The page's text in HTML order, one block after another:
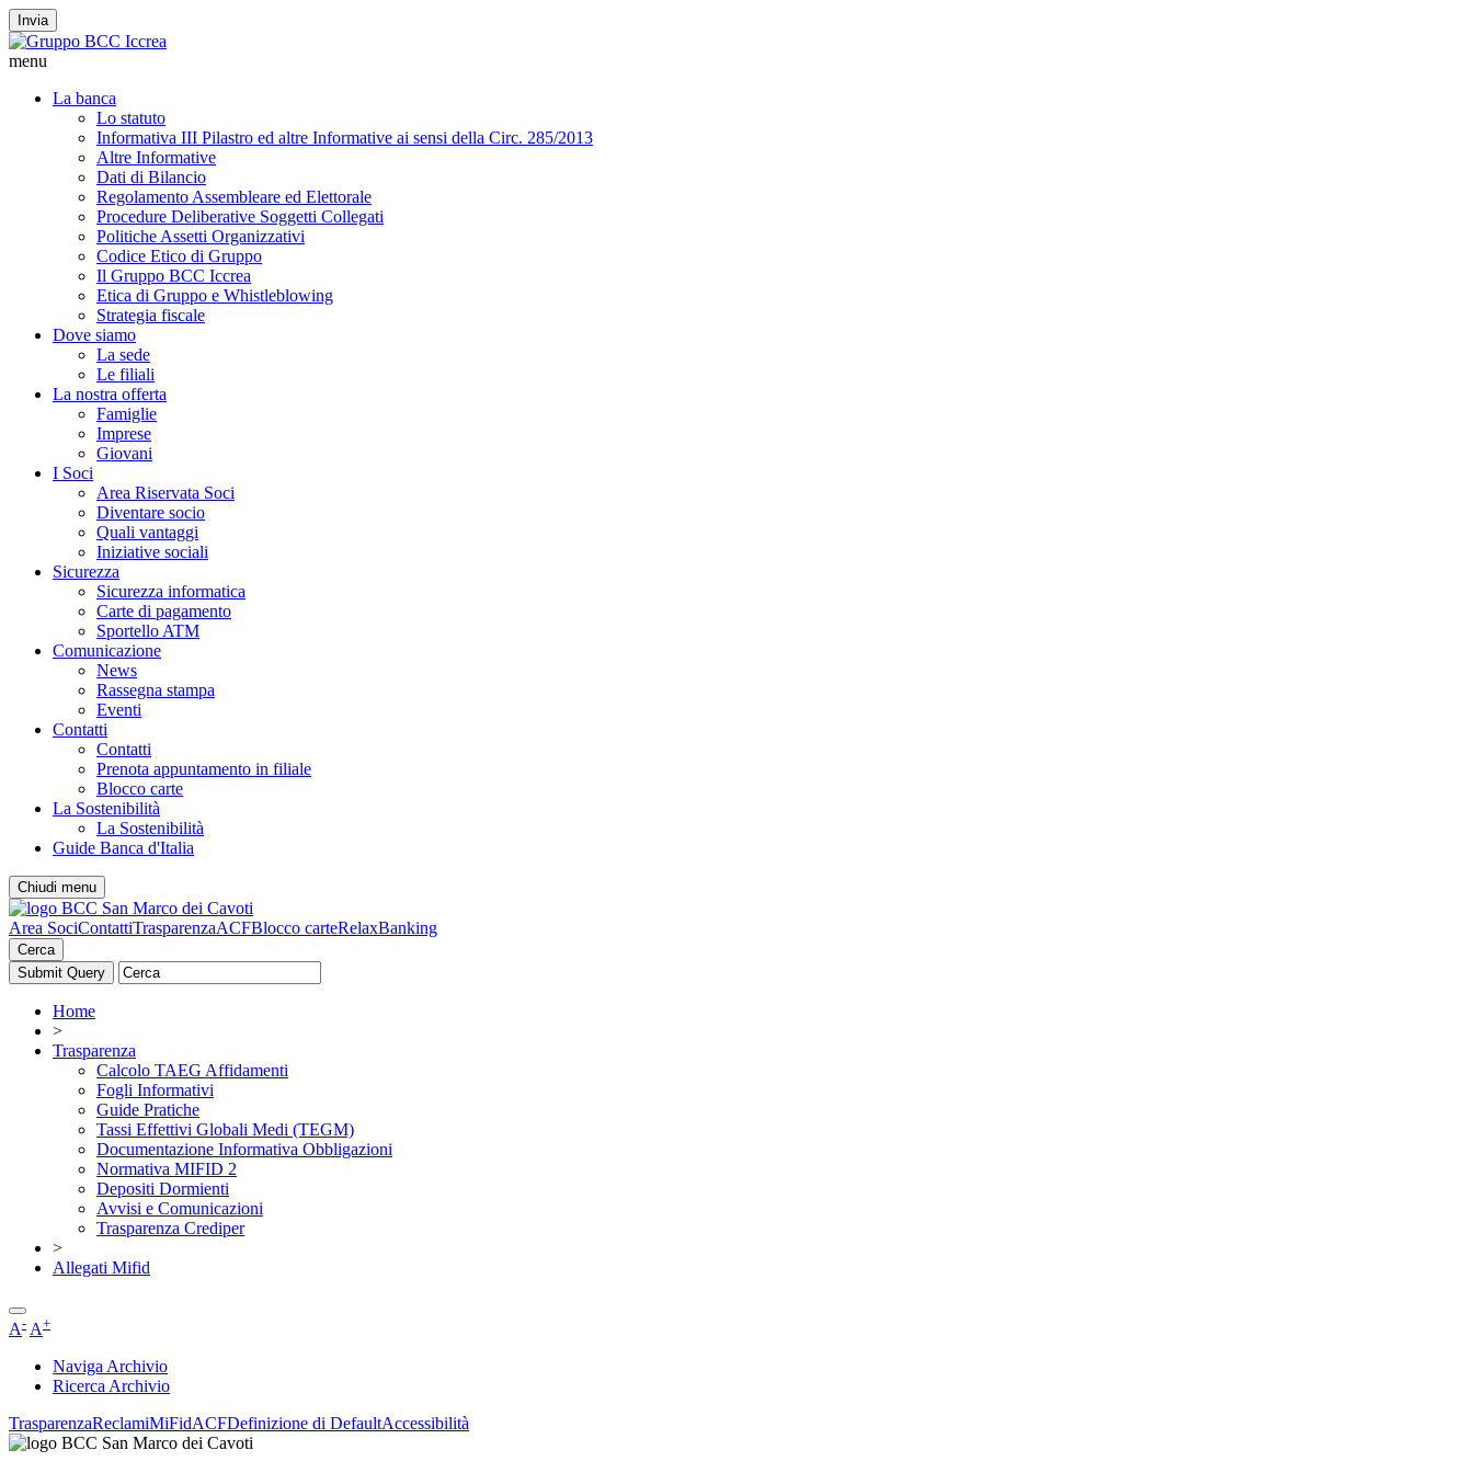
Invia
menu
La banca
Lo statuto
Informativa III Pilastro ed altre Informative ai sensi della Circ. 285/2013
Altre Informative
Dati di Bilancio
Regolamento Assembleare ed Elettorale
Procedure Deliberative Soggetti Collegati
Politiche Assetti Organizzativi
Codice Etico di Gruppo
Il Gruppo BCC Iccrea
Etica di Gruppo e Whistleblowing
Strategia fiscale
Dove siamo
La sede
Le filiali
La nostra offerta
Famiglie
Imprese
Giovani
I Soci
Area Riservata Soci
Diventare socio
Quali vantaggi
Iniziative sociali
Sicurezza
Sicurezza informatica
Carte di pagamento
Sportello ATM
Comunicazione
News
Rassegna stampa
Eventi
Contatti
Contatti
Prenota appuntamento in filiale
Blocco carte
La Sostenibilità
La Sostenibilità
Guide Banca d'Italia
Chiudi menu
Area SociContattiTrasparenzaACFBlocco carteRelaxBanking
Cerca
Home
>
Trasparenza
Calcolo TAEG Affidamenti
Fogli Informativi
Guide Pratiche
Tassi Effettivi Globali Medi (TEGM)
Documentazione Informativa Obbligazioni
Normativa MIFID 2
Depositi Dormienti
Avvisi e Comunicazioni
Trasparenza Crediper
>
Allegati Mifid
A- A+
Naviga Archivio
Ricerca Archivio
TrasparenzaReclamiMiFidACFDefinizione di DefaultAccessibilità